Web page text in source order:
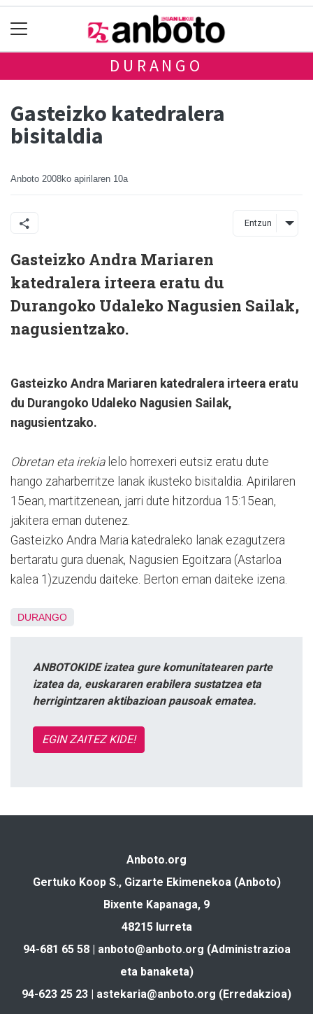
DURANGO
Gasteizko katedralera
bisitaldia
Anboto 2008ko apirilaren 10a
Entzun
Gasteizko Andra Mariaren
katedralera irteera eratu du
Durangoko Udaleko Nagusien Sailak,
nagusientzako.
Gasteizko Andra Mariaren katedralera irteera eratu
du Durangoko Udaleko Nagusien Sailak,
nagusientzako.
Obretan eta irekialelo horrexeri eutsiz eratu dute
hango zaharberritze lanak ikusteko bisitaldia. Apirilaren
15ean, martitzenean, jarri dute hitzordua 15:15ean,
jakitera eman dutenez.
Gasteizko Andra Maria katedraleko lanak ezagutzera
bertaratu gura duenak, Nagusien Egoitzara (Astarloa
kalea 1)zuzendu daiteke. Berton eman daiteke izena.
DURANGO
ANBOTOKIDE izatea gure komunitatearen parte
izatea da, euskararen erabilera sustatzea eta
herrigintzaren aktibazioan pausoak ematea.
EGIN ZAITEZ KIDE!
Anboto.org
Gertuko Koop S., Gizarte Ekimenekoa (Anboto)
Bixente Kapanaga, 9
48215 Iurreta
94-681 65 58 | anboto@anboto.org (Administrazioa
eta banaketa)
94-623 25 23 | astekaria@anboto.org (Erredakzioa)